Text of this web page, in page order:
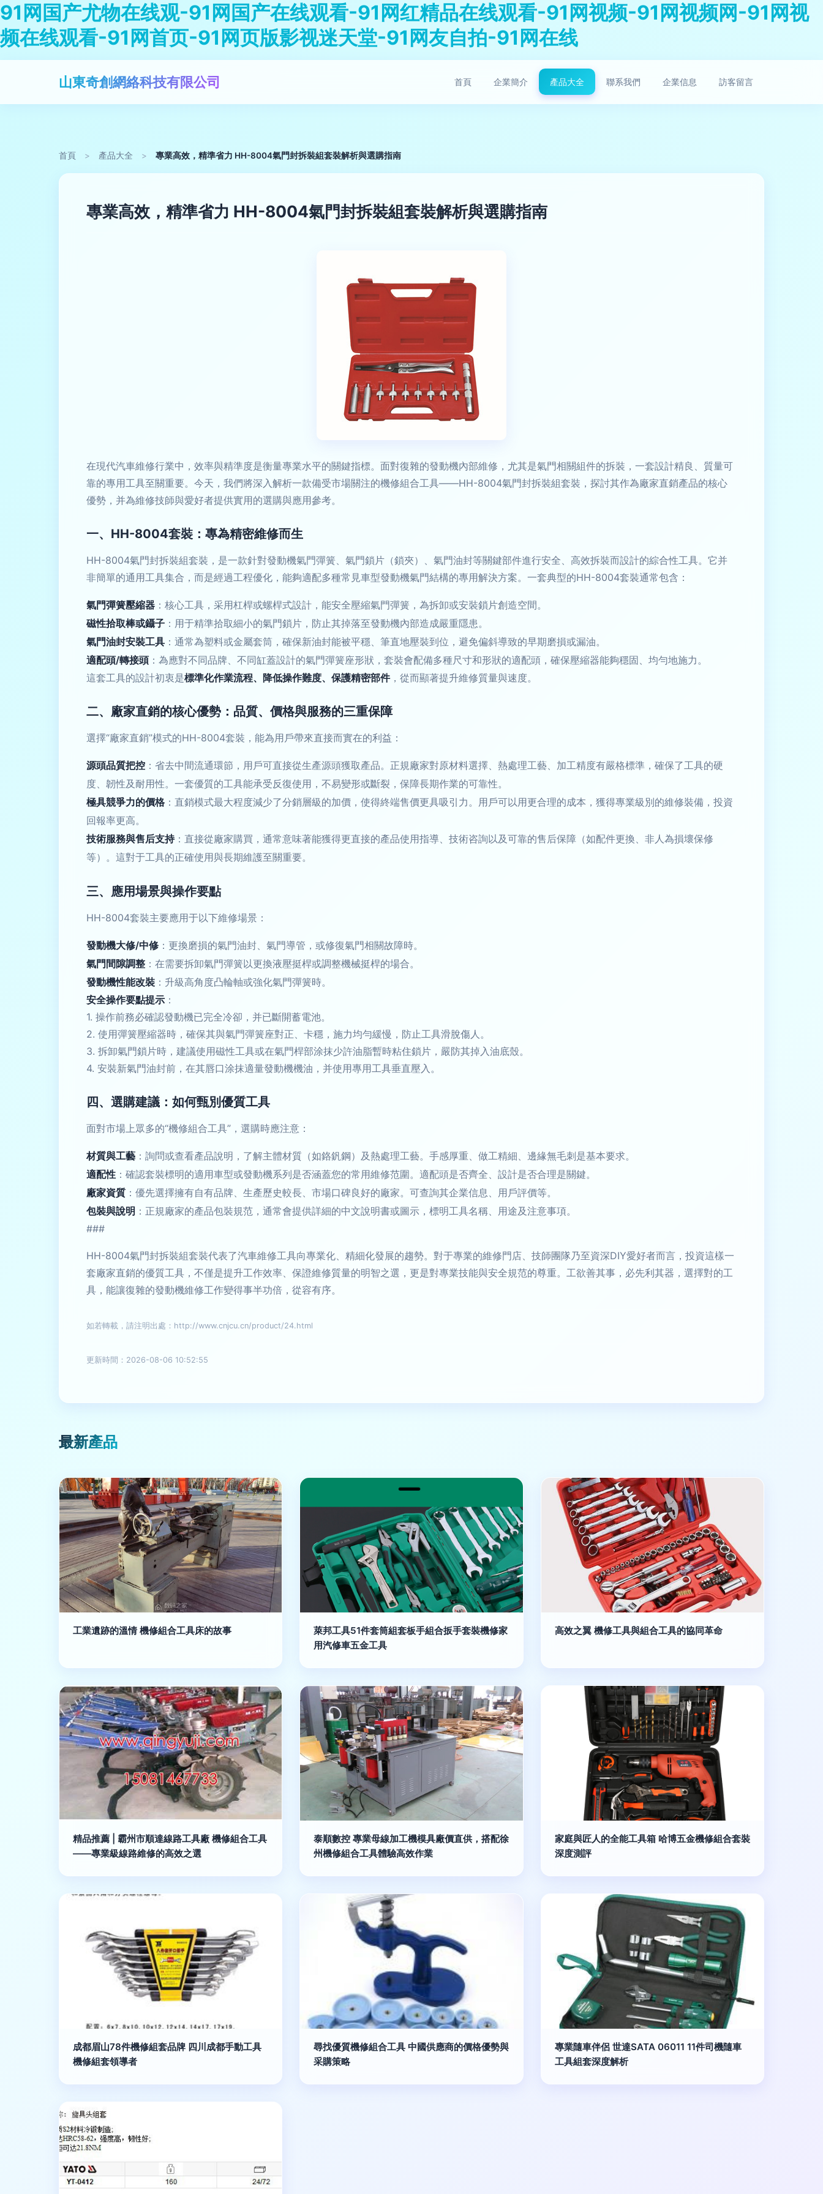
91网国产尤物在线观-91网国产在线观看-91网红精品在线观看-91网视频-91网视频网-91网视
频在线观看-91网首页-91网页版影视迷天堂-91网友自拍-91网在线
山東奇創網絡科技有限公司 首頁 企業簡介 產品大全 聯系我們 企業信息 訪客留言
首頁 > 產品大全 > 專業高效，精準省力 HH-8004氣門封拆裝組套裝解析與選購指南
專業高效，精準省力 HH-8004氣門封拆裝組套裝解析與選購指南
在現代汽車維修行業中，效率與精準度是衡量專業水平的關鍵指標。面對復雜的發動機內部維修，尤其是氣門相關組件的拆裝，一套設計精良、質量可
靠的專用工具至關重要。今天，我們將深入解析一款備受市場關注的機修組合工具——HH-8004氣門封拆裝組套裝，探討其作為廠家直銷產品的核心
優勢，并為維修技師與愛好者提供實用的選購與應用參考。
一、HH-8004套裝：專為精密維修而生
HH-8004氣門封拆裝組套裝，是一款針對發動機氣門彈簧、氣門鎖片（鎖夾）、氣門油封等關鍵部件進行安全、高效拆裝而設計的綜合性工具。它并
非簡單的通用工具集合，而是經過工程優化，能夠適配多種常見車型發動機氣門結構的專用解決方案。一套典型的HH-8004套裝通常包含：
氣門彈簧壓縮器 ：核心工具，采用杠桿或螺桿式設計，能安全壓縮氣門彈簧，為拆卸或安裝鎖片創造空間。
磁性拾取棒或鑷子 ：用于精準拾取細小的氣門鎖片，防止其掉落至發動機內部造成嚴重隱患。
氣門油封安裝工具 ：通常為塑料或金屬套筒，確保新油封能被平穩、筆直地壓裝到位，避免偏斜導致的早期磨損或漏油。
適配頭/轉接頭 ：為應對不同品牌、不同缸蓋設計的氣門彈簧座形狀，套裝會配備多種尺寸和形狀的適配頭，確保壓縮器能夠穩固、均勻地施力。
這套工具的設計初衷是標準化作業流程、降低操作難度、保護精密部件，從而顯著提升維修質量與速度。
二、廠家直銷的核心優勢：品質、價格與服務的三重保障
選擇“廠家直銷”模式的HH-8004套裝，能為用戶帶來直接而實在的利益：
源頭品質把控 ：省去中間流通環節，用戶可直接從生產源頭獲取產品。正規廠家對原材料選擇、熱處理工藝、加工精度有嚴格標準，確保了工具的硬
度、韌性及耐用性。一套優質的工具能承受反復使用，不易變形或斷裂，保障長期作業的可靠性。
極具競爭力的價格 ：直銷模式最大程度減少了分銷層級的加價，使得終端售價更具吸引力。用戶可以用更合理的成本，獲得專業級別的維修裝備，投資
回報率更高。
技術服務與售后支持：直接從廠家購買，通常意味著能獲得更直接的產品使用指導、技術咨詢以及可靠的售后保障（如配件更換、非人為損壞保修
等）。這對于工具的正確使用與長期維護至關重要。
三、應用場景與操作要點
HH-8004套裝主要應用于以下維修場景：
發動機大修/中修 ：更換磨損的氣門油封、氣門導管，或修復氣門相關故障時。
氣門間隙調整 ：在需要拆卸氣門彈簧以更換液壓挺桿或調整機械挺桿的場合。
發動機性能改裝 ：升級高角度凸輪軸或強化氣門彈簧時。
安全操作要點提示 ：
1. 操作前務必確認發動機已完全冷卻，并已斷開蓄電池。
2. 使用彈簧壓縮器時，確保其與氣門彈簧座對正、卡穩，施力均勻緩慢，防止工具滑脫傷人。
3. 拆卸氣門鎖片時，建議使用磁性工具或在氣門桿部涂抹少許油脂暫時粘住鎖片，嚴防其掉入油底殼。
4. 安裝新氣門油封前，在其唇口涂抹適量發動機機油，并使用專用工具垂直壓入。
四、選購建議：如何甄別優質工具
面對市場上眾多的“機修組合工具”，選購時應注意：
材質與工藝 ：詢問或查看產品說明，了解主體材質（如鉻釩鋼）及熱處理工藝。手感厚重、做工精細、邊緣無毛刺是基本要求。
適配性 ：確認套裝標明的適用車型或發動機系列是否涵蓋您的常用維修范圍。適配頭是否齊全、設計是否合理是關鍵。
廠家資質 ：優先選擇擁有自有品牌、生產歷史較長、市場口碑良好的廠家。可查詢其企業信息、用戶評價等。
包裝與說明 ：正規廠家的產品包裝規范，通常會提供詳細的中文說明書或圖示，標明工具名稱、用途及注意事項。
###
HH-8004氣門封拆裝組套裝代表了汽車維修工具向專業化、精細化發展的趨勢。對于專業的維修門店、技師團隊乃至資深DIY愛好者而言，投資這樣一
套廠家直銷的優質工具，不僅是提升工作效率、保證維修質量的明智之選，更是對專業技能與安全規范的尊重。工欲善其事，必先利其器，選擇對的工
具，能讓復雜的發動機維修工作變得事半功倍，從容有序。
如若轉載，請注明出處：http://www.cnjcu.cn/product/24.html
更新時間：2026-08-06 10:52:55
最新產品
工業遺跡的溫情 機修組合工具床的故事
萊邦工具51件套筒組套板手組合扳手套裝機修家
用汽修車五金工具
高效之翼 機修工具與組合工具的協同革命
精品推薦 | 霸州市順達線路工具廠 機修組合工具
——專業級線路維修的高效之選
泰順數控 專業母線加工機模具廠價直供，搭配徐
州機修組合工具體驗高效作業
家庭與匠人的全能工具箱 哈博五金機修組合套裝
深度測評
成都眉山78件機修組套品牌 四川成都手動工具
機修組套領導者
尋找優質機修組合工具 中國供應商的價格優勢與
采購策略
專業隨車伴侶 世達SATA 06011 11件司機隨車
工具組套深度解析